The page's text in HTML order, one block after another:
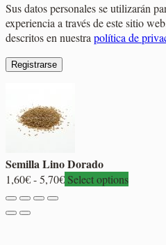
Sus datos personales se utilizarán
experiencia a través de este sitio
descritos en nuestrapolítica de
Registrarse
Semilla Lino Dorado
1,60€-5,70€Rango
Select options